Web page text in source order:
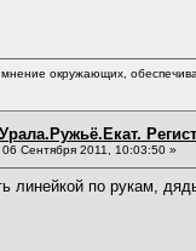
окружающих,
06 Сентября 2011, 10:03:50 »
линейкой по рукам,